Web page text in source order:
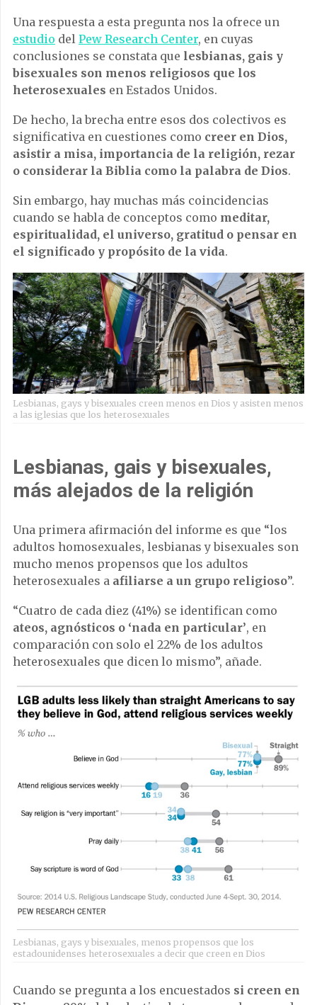
Una respuesta a esta pregunta nos la ofrece un
estudio del Pew Research Center, en cuyas
conclusiones se constata que lesbianas, gais y
bisexuales son menos religiosos que los
heterosexuales en Estados Unidos.
De hecho, la brecha entre esos dos colectivos es
significativa en cuestiones como creer en Dios,
asistir a misa, importancia de la religión, rezar
o considerar la Biblia como la palabra de Dios.
Sin embargo, hay muchas más coincidencias
cuando se habla de conceptos como meditar,
espiritualidad, el universo, gratitud o pensar en
el significado y propósito de la vida.
Lesbianas, gays y bisexuales creen menos en Dios y asisten menos
a las iglesias que los heterosexuales
Lesbianas, gais y bisexuales,
más alejados de la religión
Una primera afirmación del informe es que “los
adultos homosexuales, lesbianas y bisexuales son
mucho menos propensos que los adultos
heterosexuales a afiliarse a un grupo religioso”.
“Cuatro de cada diez (41%) se identifican como
ateos, agnósticos o ‘nada en particular’, en
comparación con solo el 22% de los adultos
heterosexuales que dicen lo mismo”, añade.
Lesbianas, gays y bisexuales, menos propensos que los
estadounidenses heterosexuales a decir que creen en Dios
Cuando se pregunta a los encuestados si creen en